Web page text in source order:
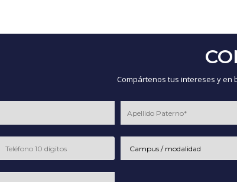
Compártenos tus intereses y en